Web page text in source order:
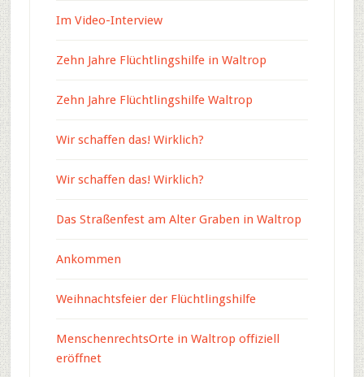
Im Video-Interview
Zehn Jahre Flüchtlingshilfe in Waltrop
Zehn Jahre Flüchtlingshilfe Waltrop
Wir schaffen das! Wirklich?
Wir schaffen das! Wirklich?
Das Straßenfest am Alter Graben in Waltrop
Ankommen
Weihnachtsfeier der Flüchtlingshilfe
MenschenrechtsOrte in Waltrop offiziell
eröffnet